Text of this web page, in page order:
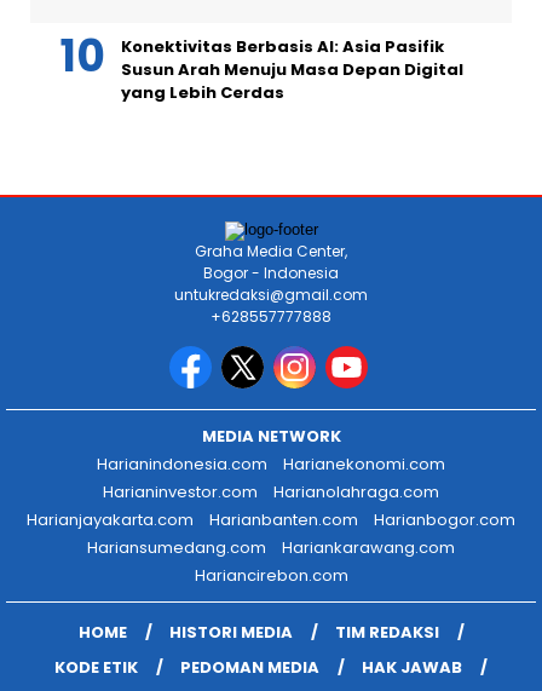
Konektivitas Berbasis AI: Asia Pasifik
Susun Arah Menuju Masa Depan Digital
yang Lebih Cerdas
Graha Media Center,
Bogor - Indonesia
untukredaksi@gmail.com
+628557777888
MEDIA NETWORK
Harianindonesia.com
Harianekonomi.com
Harianinvestor.com
Harianolahraga.com
Harianjayakarta.com
Harianbanten.com
Harianbogor.com
Hariansumedang.com
Hariankarawang.com
Hariancirebon.com
HOME HISTORI MEDIA
TIM REDAKSI
KODE ETIK
PEDOMAN MEDIA
HAK JAWAB